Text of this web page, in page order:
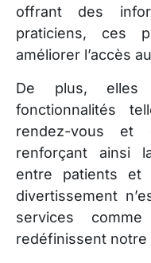
offrant des
praticiens, ces
améliorer l’accès
De plus, elles
fonctionnalités
rendez-vous et
renforçant ainsi
entre patients et
divertissement
services
redéfinissent notre